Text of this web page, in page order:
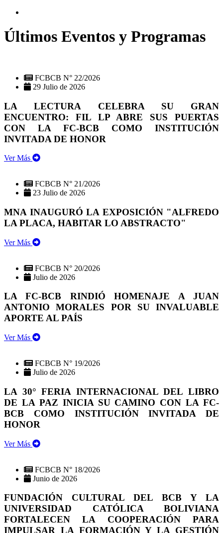
Últimos Eventos y Programas
FCBCB N° 22/2026
29 Julio de 2026
LA LECTURA CELEBRA SU GRAN
ENCUENTRO: FIL LP ABRE SUS PUERTAS
CON LA FC-BCB COMO INSTITUCIÓN
INVITADA DE HONOR
Ver Más
FCBCB N° 21/2026
23 Julio de 2026
MNA INAUGURÓ LA EXPOSICIÓN "ALFREDO
LA PLACA, HABITAR LO ABSTRACTO"
Ver Más
FCBCB N° 20/2026
Julio de 2026
LA FC-BCB RINDIÓ HOMENAJE A JUAN
ANTONIO MORALES POR SU INVALUABLE
APORTE AL PAÍS
Ver Más
FCBCB N° 19/2026
Julio de 2026
LA 30° FERIA INTERNACIONAL DEL LIBRO
DE LA PAZ INICIA SU CAMINO CON LA FC-
BCB COMO INSTITUCIÓN INVITADA DE
HONOR
Ver Más
FCBCB N° 18/2026
Junio de 2026
FUNDACIÓN CULTURAL DEL BCB Y LA
UNIVERSIDAD CATÓLICA BOLIVIANA
FORTALECEN LA COOPERACIÓN PARA
IMPULSAR LA FORMACIÓN Y LA GESTIÓN